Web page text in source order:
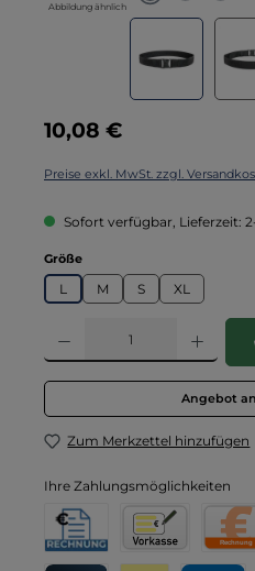
Abbildung ähnlich
Regulärer Preis:
10,08 €
Preise exkl. MwSt. zzgl.
Sofort verfügbar, Lieferzeit:
Größeauswählen
L M S XL
Produkt Anzahl: Gib den
Angebot
Zum Merkzettel hinzufügen
Ihre Zahlungsmöglichkeiten
Rechnung für Behörden
Vorkasse